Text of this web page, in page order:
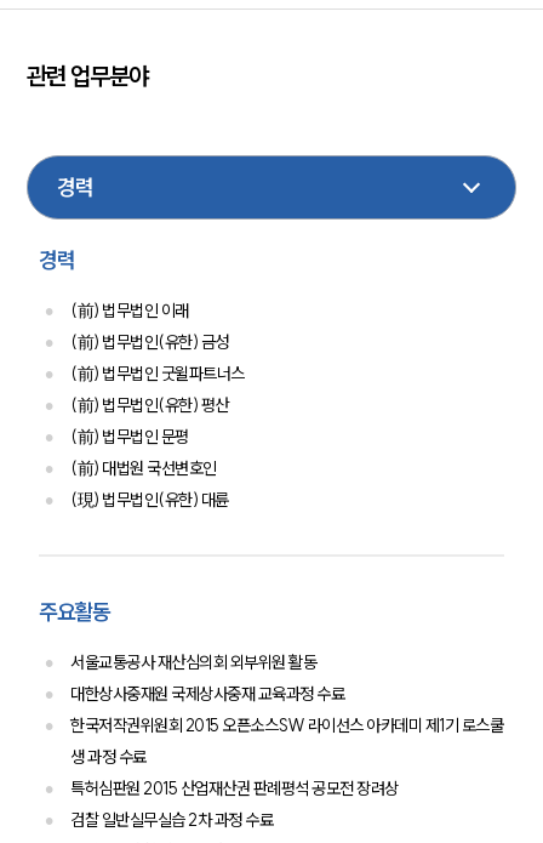
AI대륜
주요 업무사례
사례분석/최신동향
법률지식인
구성원 소개
해외이민전문변호사
소식/자료
관련 업무분야
민사
경력
(前) 법무법인 이래
(前) 법무법인(유한) 금성
(前) 법무법인 굿윌파트너스
(前) 법무법인(유한) 평산
(前) 법무법인 문평
(前) 대법원 국선변호인
(現) 법무법인(유한) 대륜
주요활동
서울교통공사 재산심의회 외부위원 활동
대한상사중재원 국제상사중재 교육과정 수료
한국저작권위원회 2015 오픈소스SW 라이선스 아카데미 제1기 로스쿨
생 과정 수료
특허심판원 2015 산업재산권 판례평석 공모전 장려상
검찰 일반실무실습 2차 과정 수료